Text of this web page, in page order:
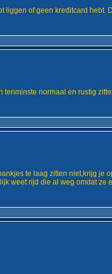
liggen of geen kreditcard hebt.
normaal en rustig
te laag zitten niet,krijg je
weet rijd die al weg omdat ze